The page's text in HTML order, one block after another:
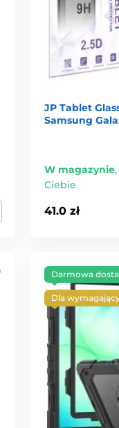
JP Tablet
Samsung
W magazynie
Ciebie
41.0 zł
Darmowa
Dla